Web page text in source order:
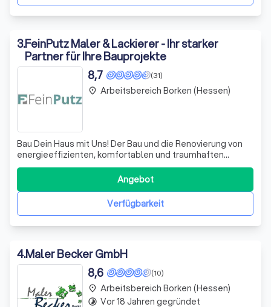
3.FeinPutz Maler & Lackierer - Ihr starker
Partner für Ihre Bauprojekte
(31)
8,7
Bau Dein Haus mit Uns! Der Bau und die Renovierung von
energieeffizienten, komfortablen und traumhaften
„Zuhausen“ für unsere Kunden steht im Mittelpunkt
unserer Arbeit bei FeinPutz und unseren Partnern. Wenn
man mich fragt, was mir an meiner Arbeit am meisten
gefällt, gibt es nur eins zu sagen: De
Verfügbarkeit
Angebot
place Arbeitsbereich Borken (Hessen)
4.Maler Becker GmbH
(10)
8,6
place Arbeitsbereich Borken (Hessen)
timelapse Vor 18 Jahren gegründet